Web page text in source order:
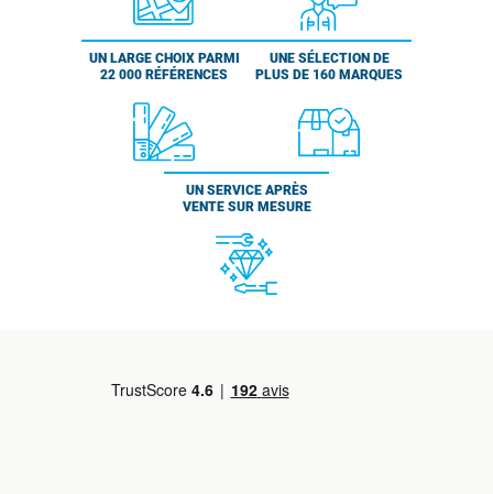
UN LARGE CHOIX PARMI
22 000 RÉFÉRENCES
UNE SÉLECTION DE
PLUS DE 160 MARQUES
UN SERVICE APRÈS
VENTE SUR MESURE